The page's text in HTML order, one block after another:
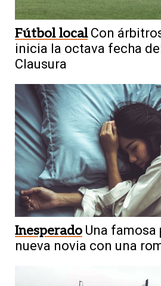
Fútbol local Con
inicia la octava fecha
Clausura
Inesperado Una famosa
nueva novia con una